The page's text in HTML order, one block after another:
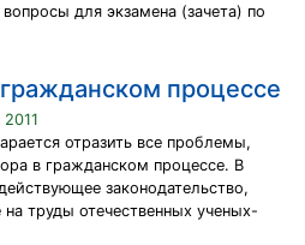
для экзамена (зачета) по
процессе
отразить все проблемы,
в гражданском процессе. В
законодательство,
труды отечественных ученых-